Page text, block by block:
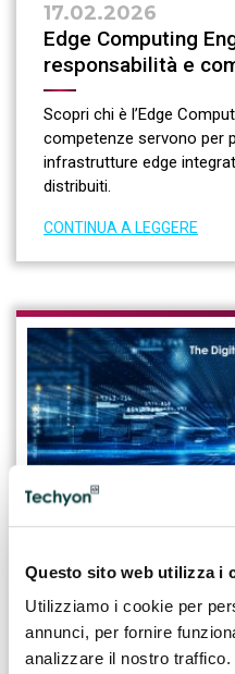
Questo sito web utilizza i
Utilizziamo i cookie per
annunci, per fornire
analizzare il nostro
17.02.2026
Edge Computing
responsabilità e
Scopri chi è l’Edge
competenze servono per
infrastrutture edge
distribuiti.
CONTINUA A LEGGERE
28.10.2025
Principali compiti e
Scientist